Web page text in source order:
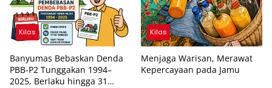
Kilas
Banyumas Bebaskan Denda
PBB-P2 Tunggakan 1994–
2025, Berlaku hingga 31
Kilas
Menjaga Warisan, Merawat
Kepercayaan pada Jamu